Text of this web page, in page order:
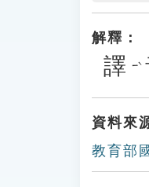
解釋：
譯 ㄧˋ
資料來
教育部